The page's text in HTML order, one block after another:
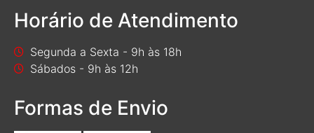
Horário de Atendimento
Segunda a Sexta - 9h às 18h
Sábados - 9h às 12h
Formas de Envio